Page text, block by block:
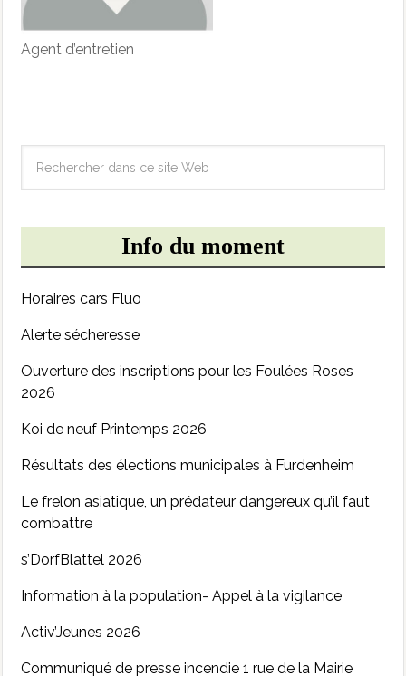
Agent d’entretien
Info du moment
Horaires cars Fluo
Alerte sécheresse
Ouverture des inscriptions pour les Foulées Roses
2026
Koi de neuf Printemps 2026
Résultats des élections municipales à Furdenheim
Le frelon asiatique, un prédateur dangereux qu’il faut
combattre
s’DorfBlattel 2026
Information à la population- Appel à la vigilance
Activ’Jeunes 2026
Communiqué de presse incendie 1 rue de la Mairie